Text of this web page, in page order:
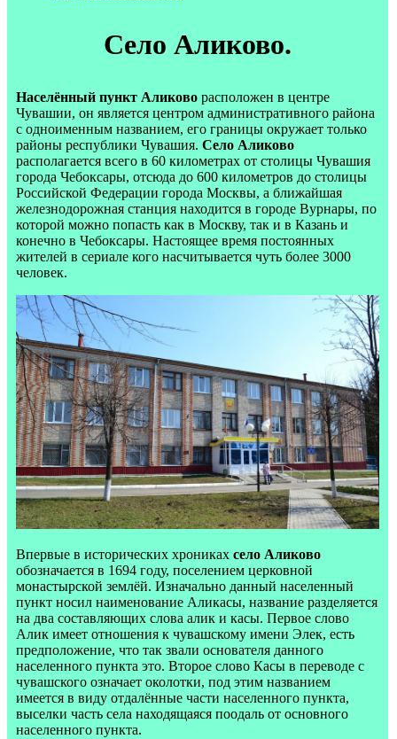
Село Аликово.
Населённый пункт Аликово расположен в центре
Чувашии, он является центром административного района
с одноименным названием, его границы окружает только
районы республики Чувашия. Село Аликово
располагается всего в 60 километрах от столицы Чувашия
города Чебоксары, отсюда до 600 километров до столицы
Российской Федерации города Москвы, а ближайшая
железнодорожная станция находится в городе Вурнары, по
которой можно попасть как в Москву, так и в Казань и
конечно в Чебоксары. Настоящее время постоянных
жителей в сериале кого насчитывается чуть более 3000
человек.
Впервые в исторических хрониках село Аликово
обозначается в 1694 году, поселением церковной
монастырской землёй. Изначально данный населенный
пункт носил наименование Аликасы, название разделяется
на два составляющих слова алик и касы. Первое слово
Алик имеет отношения к чувашскому имени Элек, есть
предположение, что так звали основателя данного
населенного пункта это. Второе слово Касы в переводе с
чувашского означает околотки, под этим названием
имеется в виду отдалённые части населенного пункта,
выселки часть села находящаяся поодаль от основного
населенного пункта.